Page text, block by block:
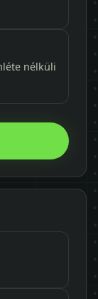
nélküli